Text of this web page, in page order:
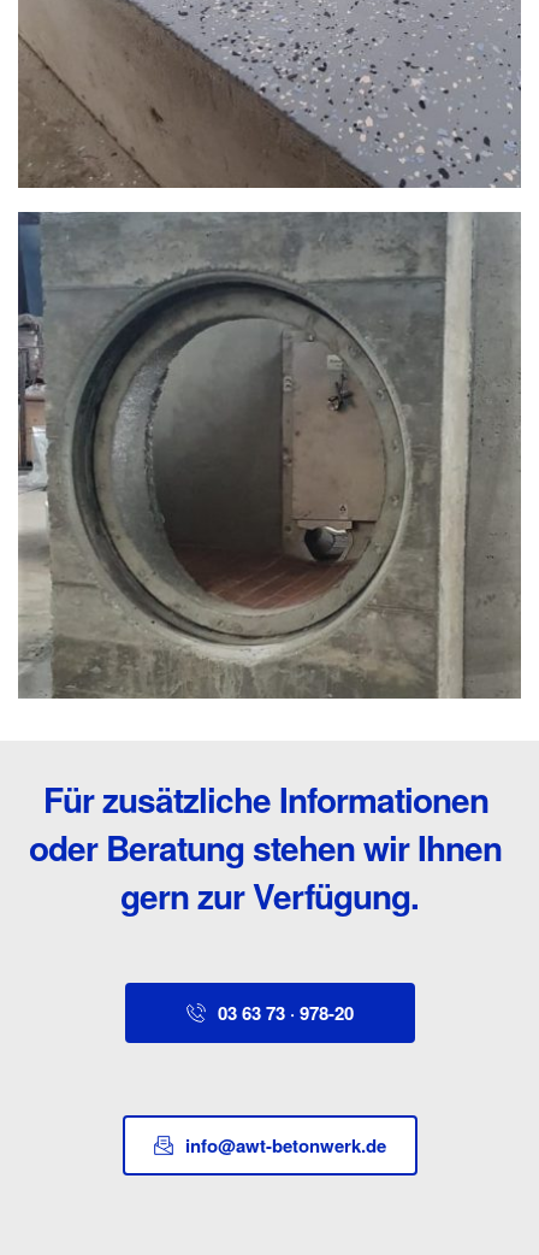
Für zusätzliche Informationen
oder Beratung stehen wir Ihnen
gern zur Verfügung.
03 63 73 · 978-20
info@awt-betonwerk.de